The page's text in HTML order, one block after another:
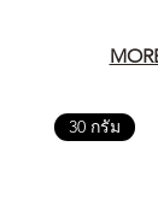
30 กรัม